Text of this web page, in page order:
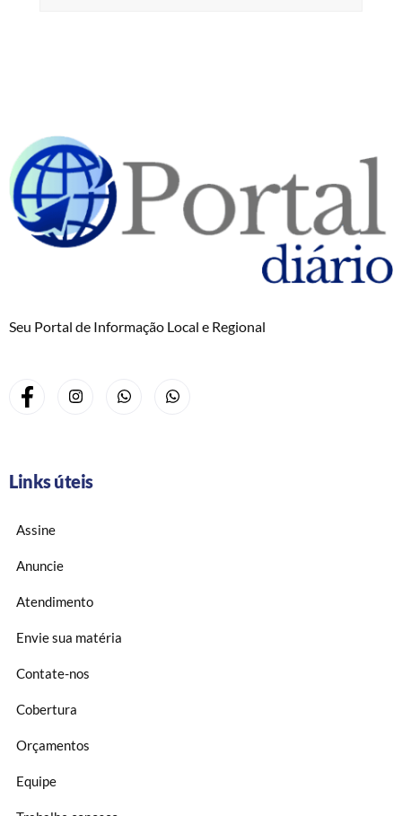
Seu Portal de Informação Local e Regional
Links úteis
Assine
Anuncie
Atendimento
Envie sua matéria
Contate-nos
Cobertura
Orçamentos
Equipe